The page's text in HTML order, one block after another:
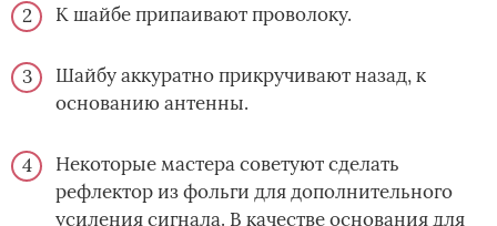
К шайбе припаивают проволоку.
Шайбу аккуратно прикручивают назад, к
основанию антенны.
Некоторые мастера советуют сделать
рефлектор из фольги для дополнительного
усиления сигнала. В качестве основания для